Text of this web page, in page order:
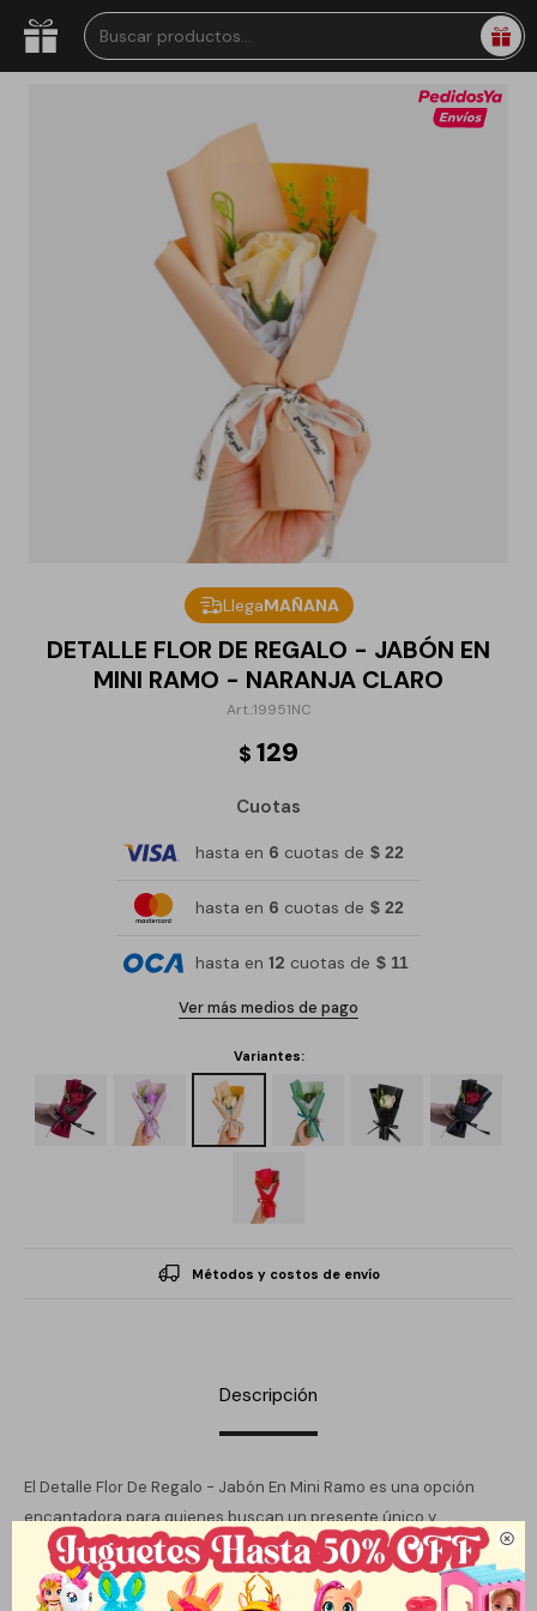

LlegaMAÑANA
DETALLE FLOR DE REGALO - JABÓN EN
MINI RAMO - NARANJA CLARO
19951NC
$ 129
Cuotas
hasta en 6 cuotas de $ 22
hasta en 6 cuotas de $ 22
hasta en 12 cuotas de $ 11
Ver más medios de pago
Variantes:
Métodos y costos de envío
Descripción
El Detalle Flor De Regalo - Jabón En Mini Ramo es una opción
encantadora para quienes buscan un presente único y
significativo. Este ramo de rosas, elaborado con jabón, no solo es
visualmente atractivo, sino que también ofrece una experiencia
sensorial al ser utilizado. Su diseño delicado y su fragancia sutil lo